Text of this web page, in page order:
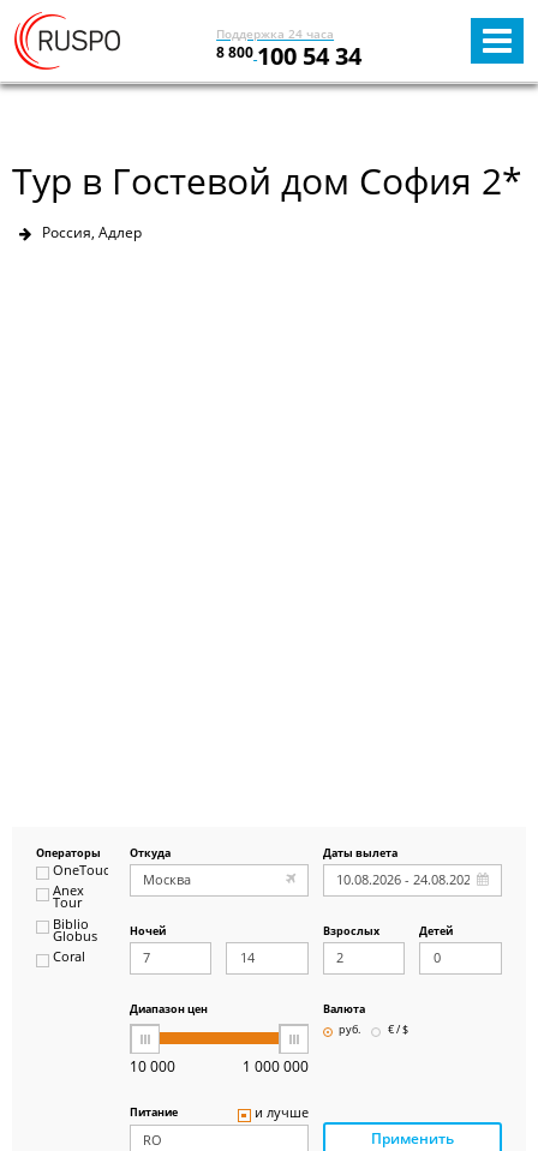
Поддержка 24 часа
8 800 100 54 34
Тур в Гостевой дом София 2*
Россия, Адлер
Операторы
OneTouch&Travel
Anex
Tour
Biblio
Globus
Coral
Откуда Даты вылета
Ночей Взрослых Детей
Диапазон цен
10 000 1 000 000
Валюта
руб.
€ / $
Питание и лучше
Применить